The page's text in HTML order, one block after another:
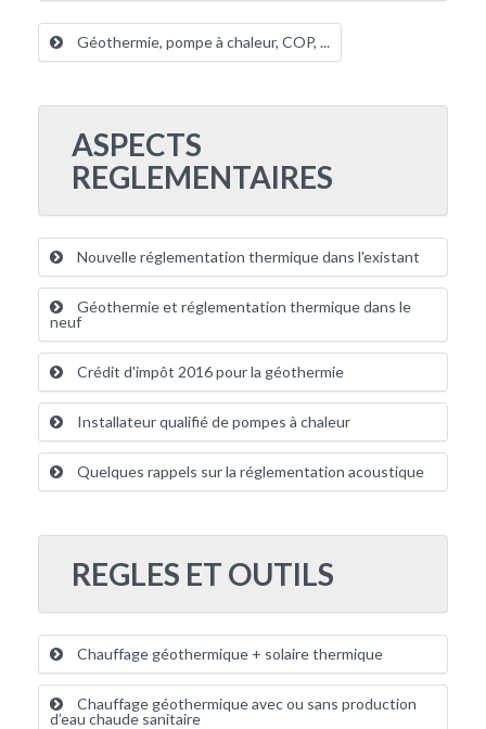
Géothermie, pompe à chaleur, COP, ...
ASPECTS
REGLEMENTAIRES
Nouvelle réglementation thermique dans l'existant
Géothermie et réglementation thermique dans le
neuf
Crédit d'impôt 2016 pour la géothermie
Installateur qualifié de pompes à chaleur
Quelques rappels sur la réglementation acoustique
REGLES ET OUTILS
Chauffage géothermique + solaire thermique
Chauffage géothermique avec ou sans production
d’eau chaude sanitaire